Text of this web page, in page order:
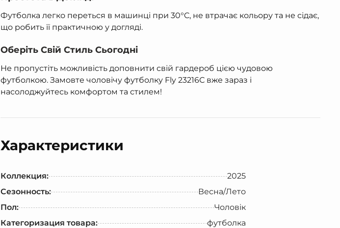
Футболка легко переться в машинці при 30°C, не втрачає кольору та не сідає,
що робить її практичною у догляді.
Оберіть Свій Стиль Сьогодні
Не пропустіть можливість доповнити свій гардероб цією чудовою
футболкою. Замовте чоловічу футболку Fly 23216С вже зараз і
насолоджуйтесь комфортом та стилем!
Характеристики
Коллекция:
2025
Сезонность:
Весна/Лето
Пол:
Чоловік
Категоризация товара:
футболка